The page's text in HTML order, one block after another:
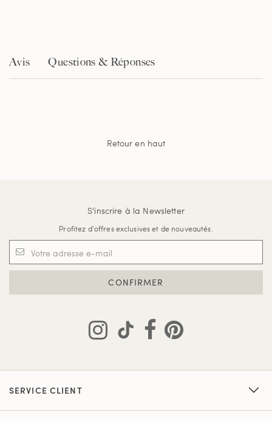
Avis Questions & Réponses
Retour en haut
S'inscrire à la Newsletter
Profitez d'offres exclusives et de nouveautés.
CONFIRMER
SERVICE CLIENT